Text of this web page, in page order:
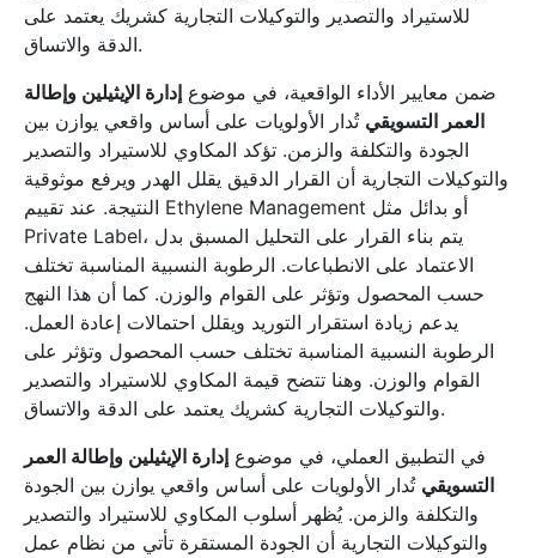
للاستيراد والتصدير والتوكيلات التجارية كشريك يعتمد على
الدقة والاتساق.
ضمن معايير الأداء الواقعية، في موضوع إدارة الإيثيلين وإطالة
العمر التسويقي تُدار الأولويات على أساس واقعي يوازن بين
الجودة والتكلفة والزمن. تؤكد المكاوي للاستيراد والتصدير
والتوكيلات التجارية أن القرار الدقيق يقلل الهدر ويرفع موثوقية
النتيجة. عند تقييم Ethylene Management أو بدائل مثل
Private Label، يتم بناء القرار على التحليل المسبق بدل
الاعتماد على الانطباعات. الرطوبة النسبية المناسبة تختلف
حسب المحصول وتؤثر على القوام والوزن. كما أن هذا النهج
يدعم زيادة استقرار التوريد ويقلل احتمالات إعادة العمل.
الرطوبة النسبية المناسبة تختلف حسب المحصول وتؤثر على
القوام والوزن. وهنا تتضح قيمة المكاوي للاستيراد والتصدير
والتوكيلات التجارية كشريك يعتمد على الدقة والاتساق.
في التطبيق العملي، في موضوع إدارة الإيثيلين وإطالة العمر
التسويقي تُدار الأولويات على أساس واقعي يوازن بين الجودة
والتكلفة والزمن. يُظهر أسلوب المكاوي للاستيراد والتصدير
والتوكيلات التجارية أن الجودة المستقرة تأتي من نظام عمل